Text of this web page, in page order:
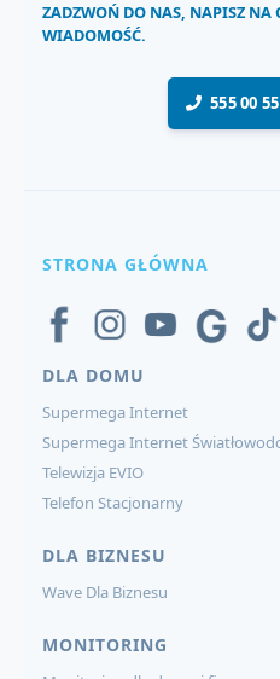
ZADZWOŃ DO NAS, NAPISZ NA
WIADOMOŚĆ.
555 00
STRONA GŁÓWNA
DLA DOMU
Supermega Internet
Supermega Internet
Telewizja EVIO
Telefon Stacjonarny
DLA BIZNESU
Wave Dla Biznesu
MONITORING